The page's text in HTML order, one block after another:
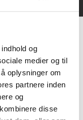
og
medier og til
oplysninger om
partnere inden
og
disse